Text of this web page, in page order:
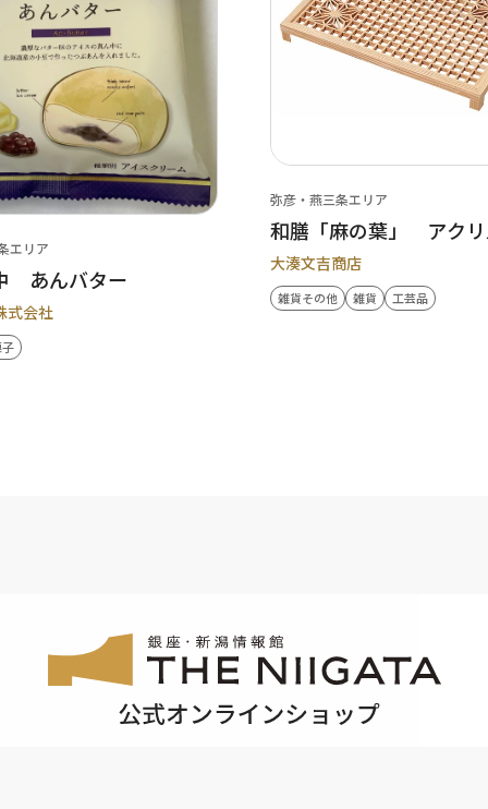
エリア
あんバター
式会社
弥彦・燕三条エリア
和膳「麻の葉」 アク
大湊文吉商店
雑貨その他 雑貨 工芸品